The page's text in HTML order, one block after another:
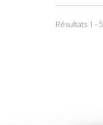
Résultats 1 -